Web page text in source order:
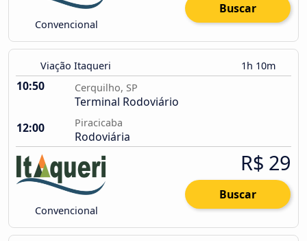
Convencional
Buscar
Viação Itaqueri 1h 10m
10:50 Cerquilho, SP
Terminal Rodoviário
12:00
Piracicaba
Rodoviária
Convencional
R$ 29
Buscar